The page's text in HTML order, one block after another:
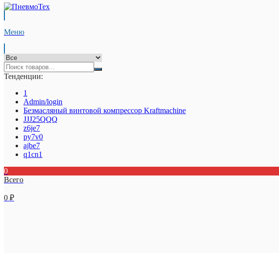
Меню
Тенденции:
1
Admin/login
Безмасляный винтовой компрессор Kraftmaсhine
JJJ25QQQ
z6je7
py7v0
ajbe7
q1cn1
0
Всего
0 ₽